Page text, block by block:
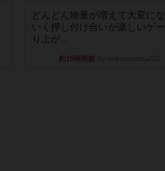
どんどん物量が増えて大変に
いく押し付け合いが楽しいゲ
り上が...
約19時間前